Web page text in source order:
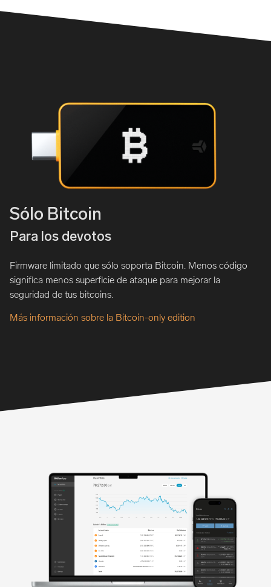
Sólo Bitcoin
Para los devotos
Firmware limitado que sólo soporta Bitcoin. Menos código
significa menos superficie de ataque para mejorar la
seguridad de tus bitcoins.
Más información sobre la Bitcoin-only edition